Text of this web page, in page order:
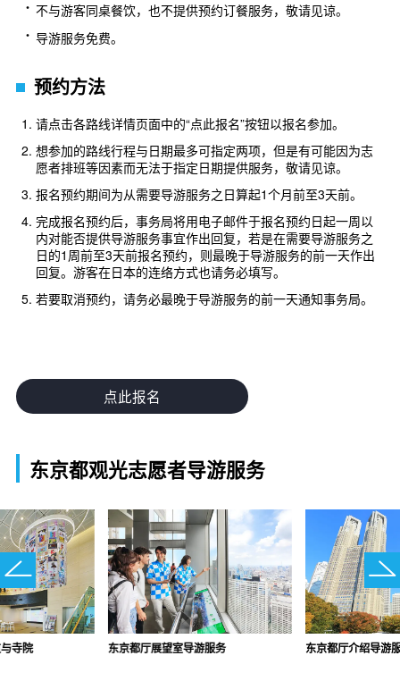
不与游客同桌餐饮，也不提供预约订餐服务，敬请见谅。
导游服务免费。
预约方法
请点击各路线详情页面中的“点此报名”按钮以报名参加。
想参加的路线行程与日期最多可指定两项，但是有可能因为志
愿者排班等因素而无法于指定日期提供服务，敬请见谅。
报名预约期间为从需要导游服务之日算起1个月前至3天前。
完成报名预约后，事务局将用电子邮件于报名预约日起一周以
内对能否提供导游服务事宜作出回复，若是在需要导游服务之
日的1周前至3天前报名预约，则最晚于导游服务的前一天作出
回复。游客在日本的连络方式也请务必填写。
若要取消预约，请务必最晚于导游服务的前一天通知事务局。
点此报名
东京都观光志愿者导游服务
寺院 东京都厅展望室导游服务 东京都厅介绍导游